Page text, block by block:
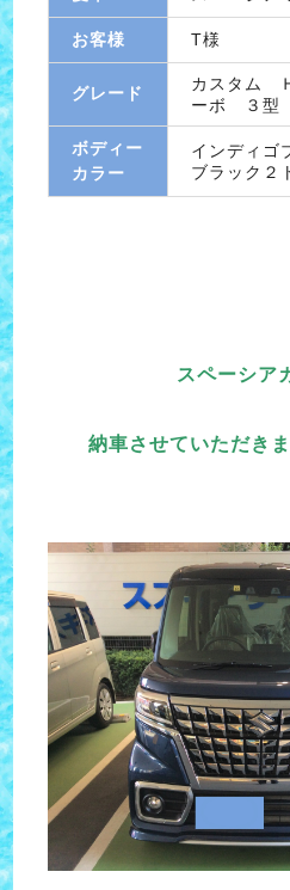
お客様 T様
グレード
カスタム
ーボ ３型
ボディー
カラー
インディゴ
ブラック２
スペーシア
納車させていただき